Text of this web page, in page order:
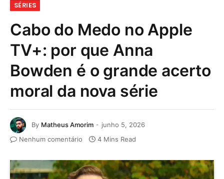
SÉRIES
Cabo do Medo no Apple
TV+: por que Anna
Bowden é o grande acerto
moral da nova série
By Matheus Amorim
junho 5, 2026
Nenhum comentário
4 Mins Read